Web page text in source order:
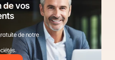
de vos
de notre